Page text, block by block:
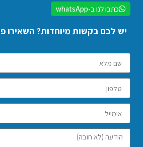
כתבו לנו ב-whatsApp
יש לכם בקשות מיוחדות? השאירו